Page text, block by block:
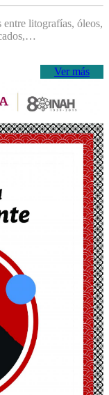
litografías, óleos,
Ver más